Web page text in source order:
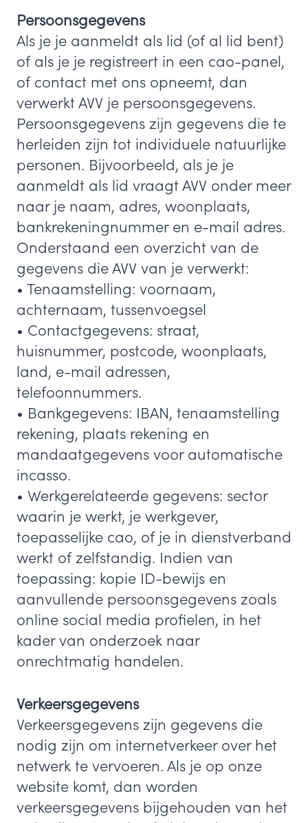
Persoonsgegevens
Als je je aanmeldt als lid (of al lid bent)
of als je je registreert in een cao-panel,
of contact met ons opneemt, dan
verwerkt AVV je persoonsgegevens.
Persoonsgegevens zijn gegevens die te
herleiden zijn tot individuele natuurlijke
personen. Bijvoorbeeld, als je je
aanmeldt als lid vraagt AVV onder meer
naar je naam, adres, woonplaats,
bankrekeningnummer en e-mail adres.
Onderstaand een overzicht van de
gegevens die AVV van je verwerkt:
• Tenaamstelling: voornaam,
achternaam, tussenvoegsel
• Contactgegevens: straat,
huisnummer, postcode, woonplaats,
land, e-mail adressen,
telefoonnummers.
• Bankgegevens: IBAN, tenaamstelling
rekening, plaats rekening en
mandaatgegevens voor automatische
incasso.
• Werkgerelateerde gegevens: sector
waarin je werkt, je werkgever,
toepasselijke cao, of je in dienstverband
werkt of zelfstandig. Indien van
toepassing: kopie ID-bewijs en
aanvullende persoonsgegevens zoals
online social media profielen, in het
kader van onderzoek naar
onrechtmatig handelen.
Verkeersgegevens
Verkeersgegevens zijn gegevens die
nodig zijn om internetverkeer over het
netwerk te vervoeren. Als je op onze
website komt, dan worden
verkeersgegevens bijgehouden van het